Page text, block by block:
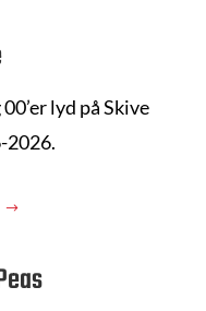
lyd på Skive
2026.